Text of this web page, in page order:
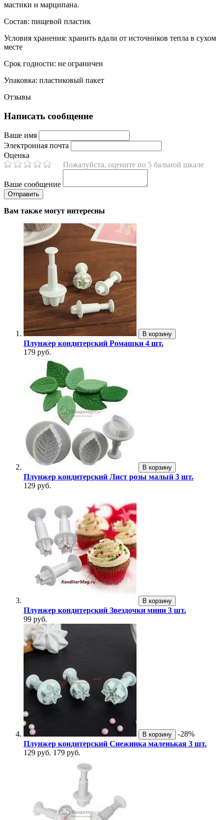
мастики и марципана.
Состав: пищевой пластик
Условия хранения: хранить вдали от источников тепла в сухом
месте
Срок годности: не ограничен
Упаковка: пластиковый пакет
Отзывы
Написать сообщение
Ваше имя
Электронная почта
Оценка
Пожалуйста, оцените по 5 бальной шкале
Ваше сообщение
Вам также могут интересны
В корзину
Плунжер кондитерский Ромашки 4 шт.
179 руб.
В корзину
Плунжер кондитерский Лист розы малый 3 шт.
129 руб.
В корзину
Плунжер кондитерский Звездочки мини 3 шт.
99 руб.
В корзину
-28%
Плунжер кондитерский Снежинка маленькая 3 шт.
129 руб. 179 руб.